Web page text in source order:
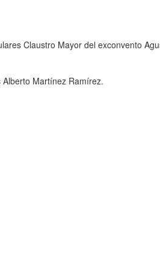
Claustro Mayor del exconvento
Ext. 105 Luis Alberto